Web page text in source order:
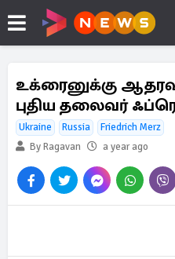
உக்ரைனுக்கு
புதிய தலைவர்
Ukraine Russia
Friedrich Merz
By Ragavan
a year ago